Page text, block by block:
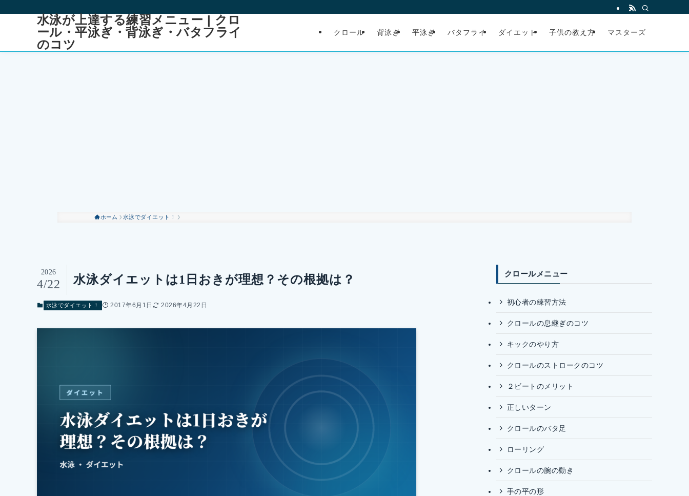
水泳が上達する練習メニュー | クロ
ール・平泳ぎ・背泳ぎ・バタフライ
のコツ
クロール 背泳ぎ 平泳ぎ バタフライ ダイエット 子供の教え方 マスターズ
ホーム 水泳でダイエット！
水泳ダイエットは1日おきが理想？その根拠は？
2026
4/22
水泳でダイエット！ 2017年6月1日 2026年4月22日
クロールメニュー
初心者の練習方法
クロールの息継ぎのコツ
キックのやり方
クロールのストロークのコツ
２ビートのメリット
正しいターン
クロールのバタ足
ローリング
クロールの腕の動き
手の平の形